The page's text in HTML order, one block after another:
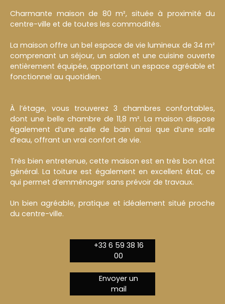
Charmante maison de 80 m², située à proximité du
centre-ville et de toutes les commodités.
La maison offre un bel espace de vie lumineux de 34 m²
comprenant un séjour, un salon et une cuisine ouverte
entièrement équipée, apportant un espace agréable et
fonctionnel au quotidien.
À l’étage, vous trouverez 3 chambres confortables,
dont une belle chambre de 11,8 m². La maison dispose
également d’une salle de bain ainsi que d’une salle
d’eau, offrant un vrai confort de vie.
Très bien entretenue, cette maison est en très bon état
général. La toiture est également en excellent état, ce
qui permet d’emménager sans prévoir de travaux.
Un bien agréable, pratique et idéalement situé proche
du centre-ville.
+33 6 59 38 16
00
Envoyer un
mail